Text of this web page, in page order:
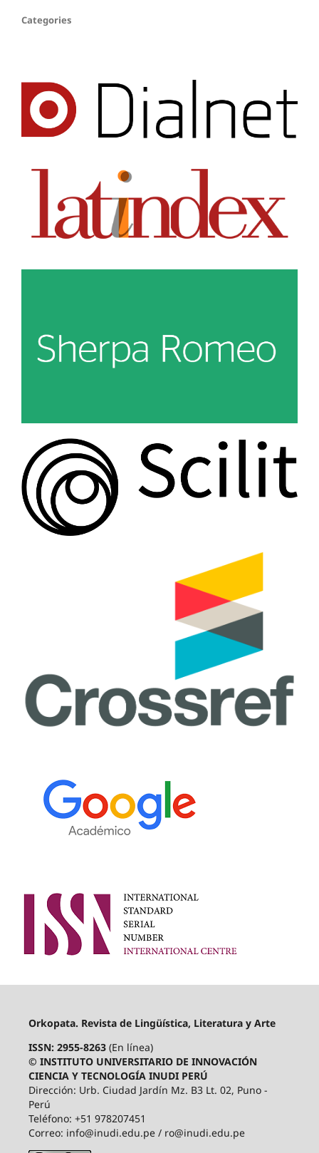
Categories
Orkopata. Revista de Lingüística, Literatura y Arte
ISSN: 2955-8263 (En línea)
© INSTITUTO UNIVERSITARIO DE INNOVACIÓN
CIENCIA Y TECNOLOGÍA INUDI PERÚ
Dirección: Urb. Ciudad Jardín Mz. B3 Lt. 02, Puno -
Perú
Teléfono: +51 978207451
Correo: info@inudi.edu.pe / ro@inudi.edu.pe